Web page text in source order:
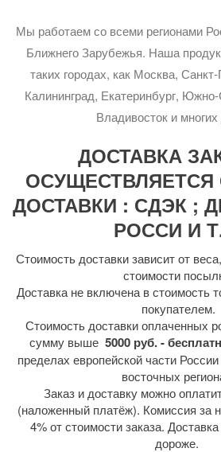
Мы работаем со всеми регионами
Ближнего Зарубежья. Наша
таких городах, как Москва,
Калининград, Екатеринбург,
Владивосток и многих
ДОСТАВКА
ДОСТАВКИ : СДЭК ;
РОССИ И
Стоимость доставки зависит от
стоимости
Доставка не включена в стоимость
покупателем.
Стоимость доставки оплаченных
сумму выше 5000 руб. -
пределах европейской части
восточных
Заказ и доставку можно
(наложенный платёж). Комиссия за
4% от стоимости заказа.
дороже.